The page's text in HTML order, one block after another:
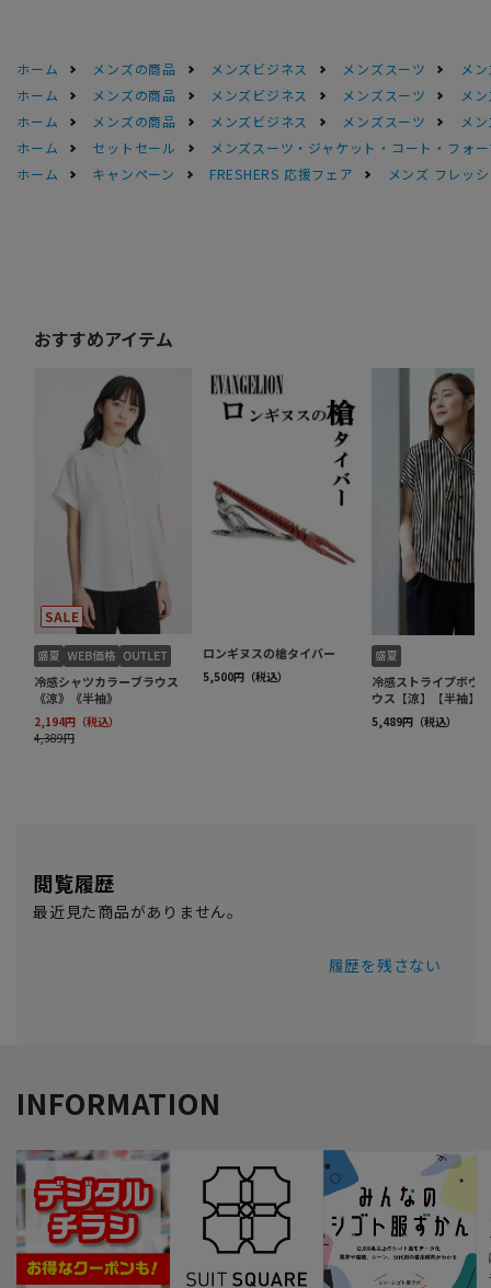
ホーム メンズの商品 メンズビジネス メンズスーツ
メ
ホーム
メンズの商品 メンズビジネス メンズスーツ
メ
ホーム
メンズの商品 メンズビジネス メンズスーツ
メ
ホーム
セットセール
メンズスーツ・ジャケット・コート・フォ
ホーム
キャンペーン FRESHERS 応援フェア メンズ フレッ
閲覧履歴
最近見た商品がありません。
履歴を残さない
INFORMATION